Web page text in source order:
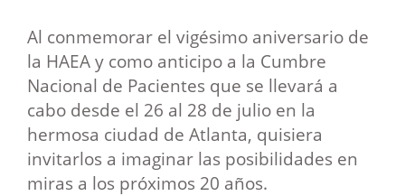
Al conmemorar el vigésimo aniversario de
la HAEA y como anticipo a la Cumbre
Nacional de Pacientes que se llevará a
cabo desde el 26 al 28 de julio en la
hermosa ciudad de Atlanta, quisiera
invitarlos a imaginar las posibilidades en
miras a los próximos 20 años.